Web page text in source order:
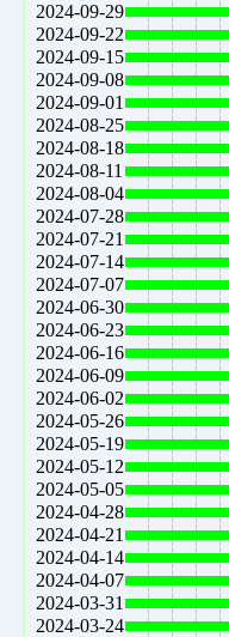
2024-09-29
2024-09-22
2024-09-15
2024-09-08
2024-09-01
2024-08-25
2024-08-18
2024-08-11
2024-08-04
2024-07-28
2024-07-21
2024-07-14
2024-07-07
2024-06-30
2024-06-23
2024-06-16
2024-06-09
2024-06-02
2024-05-26
2024-05-19
2024-05-12
2024-05-05
2024-04-28
2024-04-21
2024-04-14
2024-04-07
2024-03-31
2024-03-24